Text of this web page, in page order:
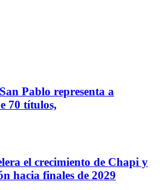
Pablo representa a
70 títulos,
el crecimiento de Chapi y
hacia finales de 2029